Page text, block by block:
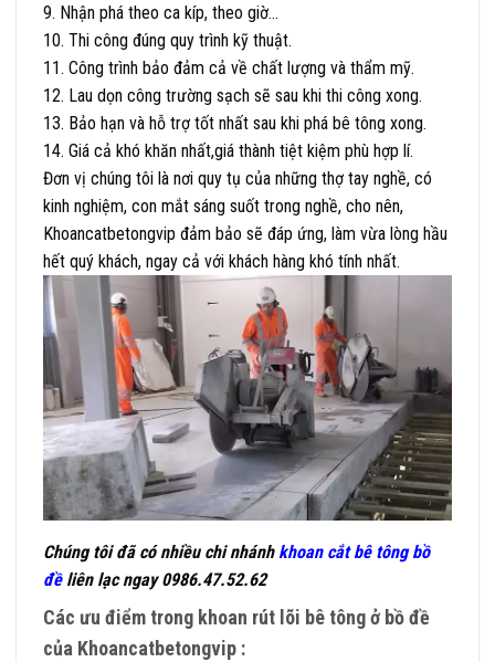
9. Nhận phá theo ca kíp, theo giờ…
10. Thi công đúng quy trình kỹ thuật.
11. Công trình bảo đảm cả về chất lượng và thẩm mỹ.
12. Lau dọn công trường sạch sẽ sau khi thi công xong.
13. Bảo hạn và hỗ trợ tốt nhất sau khi phá bê tông xong.
14. Giá cả khó khăn nhất,giá thành tiệt kiệm phù hợp lí.
Đơn vị chúng tôi là nơi quy tụ của những thợ tay nghề, có
kinh nghiệm, con mắt sáng suốt trong nghề, cho nên,
Khoancatbetongvip đảm bảo sẽ đáp ứng, làm vừa lòng hầu
hết quý khách, ngay cả với khách hàng khó tính nhất.
Chúng tôi đã có nhiều chi nhánh khoan cắt bê tông bồ
đềliên lạc ngay 0986.47.52.62
Các ưu điểm trong khoan rút lõi bê tông ở bồ đề
của Khoancatbetongvip :